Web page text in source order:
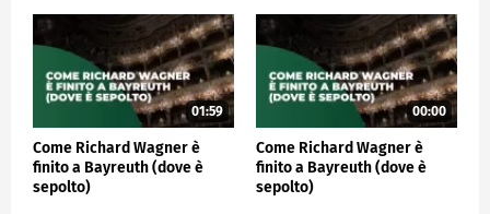
Tre su cinque, una di loro è l'ucraina Oksana Lyniv,
direttrice stabile al Comunale di Bologna e la prima
donna ad aver diretto a Bayreuth. È tornata per il
quarto anno a rifare "L'Olandese volante".
"Devo dire che c'è una grande atmosfera. Si sente
davvero che qualcosa sta cambiando. I tempi
mutano e noi li influenziamo; sono felice e onorata
01:59
Come Richard Wagner è
finito a Bayreuth (dove è
sepolto)
00:00
Come Richard Wagner è
finito a Bayreuth (dove è
sepolto)